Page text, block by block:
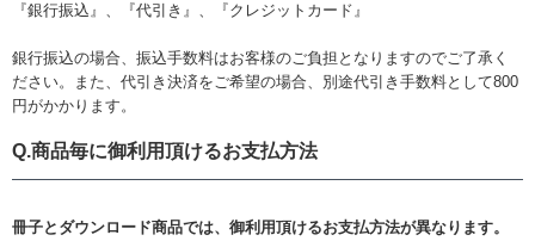
『銀行振込』、『代引き』、『クレジットカード』
銀行振込の場合、振込手数料はお客様のご負担となりますのでご了承く
ださい。また、代引き決済をご希望の場合、別途代引き手数料として800
円がかかります。
Q.商品毎に御利用頂けるお支払方法
冊子とダウンロード商品では、御利用頂けるお支払方法が異なります。